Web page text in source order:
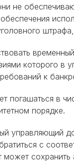
не
которого
к
погашаться в
порядке.
с